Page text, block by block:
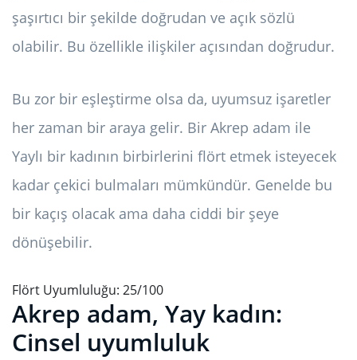
şaşırtıcı bir şekilde doğrudan ve açık sözlü
olabilir. Bu özellikle ilişkiler açısından doğrudur.
Bu zor bir eşleştirme olsa da, uyumsuz işaretler
her zaman bir araya gelir. Bir Akrep adam ile
Yaylı bir kadının birbirlerini flört etmek isteyecek
kadar çekici bulmaları mümkündür. Genelde bu
bir kaçış olacak ama daha ciddi bir şeye
dönüşebilir.
Flört Uyumluluğu: 25/100
Akrep adam, Yay kadın:
Cinsel uyumluluk